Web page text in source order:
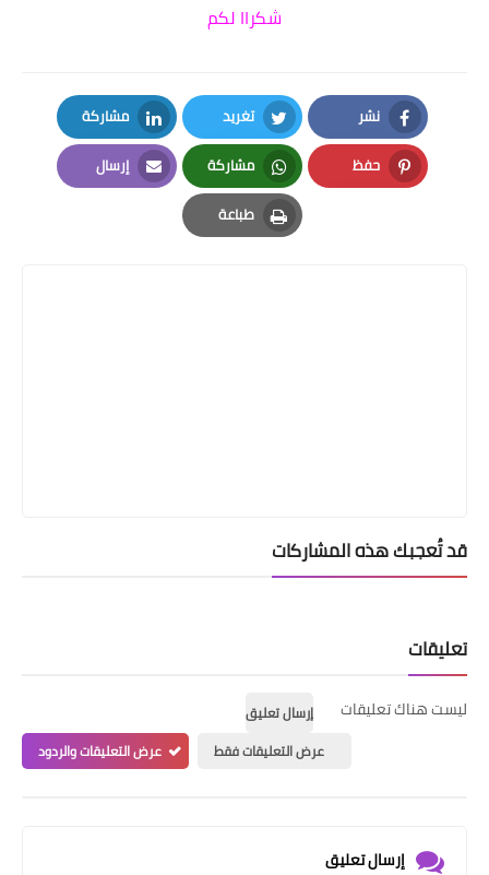
شكراا لكم
نشر
Facebook
تغريد
Twitter
مشاركة
LinkedIn
حفظ
Pinterest
مشاركة
Whatsapp
إرسال
Email
طباعة
Print
قد تُعجبك هذه المشاركات
تعليقات
ليست هناك تعليقات
إرسال تعليق
عرض التعليقات فقط
عرض التعليقات والردود
إرسال تعليق